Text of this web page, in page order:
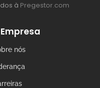
à Pregestor.com
nós